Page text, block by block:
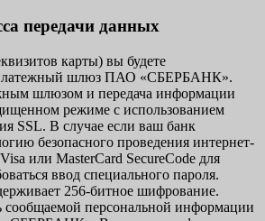
передачи данных
карты) вы будете
платежный шлюз ПАО «СБЕРБАНК».
шлюзом и передача информации
режиме с использованием
SSL. В случае если ваш банк
безопасного проведения интернет-
или MasterCard SecureCode для
ввод специального пароля.
256-битное шифрование.
сообщаемой персональной информации